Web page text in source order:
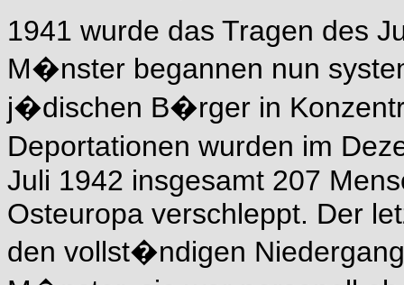
1941 wurde das Tragen des
M�nster begannen nun
j�dischen B�rger in
Deportationen wurden im
Juli 1942 insgesamt 207
Osteuropa verschleppt. Der
den vollst�ndigen